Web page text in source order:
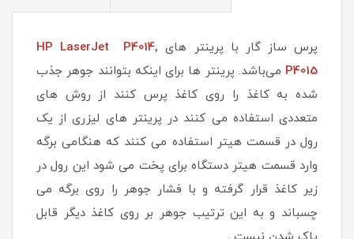
پرس ساز گار با پرینتر های HP LaserJet P4014,
P4015 می‌باشد. پرینتر ها برای اینکه بتوانند جوهر جذب
شده به کاغذ را روی کاغذ پرس کنند از روش های
متعددی استفاده می کنند در پرینتر های لیزری از یک
رول در قسمت هیتر استفاده می کنند که هنگامی برگه
وارد قسمت هیتر دستگاه برای پخت می شود این رول در
زیر کاغذ قرار گرفته و با فشار جوهر را روی برگه می
چسباند و به این ترتیب جوهر بر روی کاغذ دیگر قابل